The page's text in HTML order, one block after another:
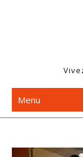
Menu